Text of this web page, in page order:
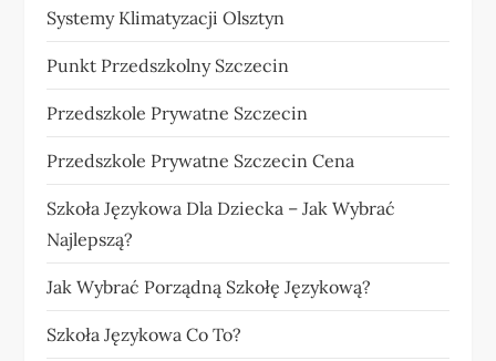
Systemy Klimatyzacji Olsztyn
Punkt Przedszkolny Szczecin
Przedszkole Prywatne Szczecin
Przedszkole Prywatne Szczecin Cena
Szkoła Językowa Dla Dziecka – Jak Wybrać
Najlepszą?
Jak Wybrać Porządną Szkołę Językową?
Szkoła Językowa Co To?